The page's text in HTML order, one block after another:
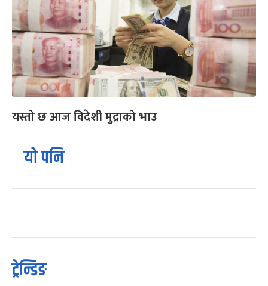
यस्तो छ आज विदेशी मुद्राको भाउ
यो पनि
ट्रेन्डिङ